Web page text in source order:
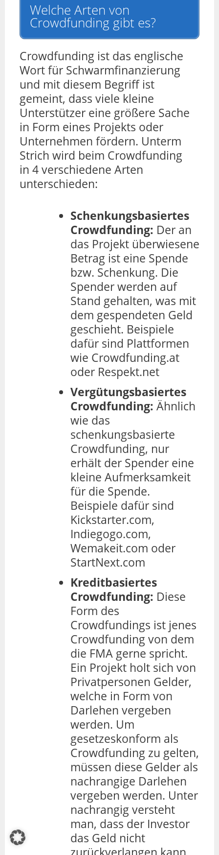
Welche Arten von
Crowdfunding gibt es?
Crowdfunding ist das englische
Wort für Schwarmfinanzierung
und mit diesem Begriff ist
gemeint, dass viele kleine
Unterstützer eine größere Sache
in Form eines Projekts oder
Unternehmen fördern. Unterm
Strich wird beim Crowdfunding
in 4 verschiedene Arten
unterschieden:
Schenkungsbasiertes
Crowdfunding: Der an
das Projekt überwiesene
Betrag ist eine Spende
bzw. Schenkung. Die
Spender werden auf
Stand gehalten, was mit
dem gespendeten Geld
geschieht. Beispiele
dafür sind Plattformen
wie Crowdfunding.at
oder Respekt.net
Vergütungsbasiertes
Crowdfunding: Ähnlich
wie das
schenkungsbasierte
Crowdfunding, nur
erhält der Spender eine
kleine Aufmerksamkeit
für die Spende.
Beispiele dafür sind
Kickstarter.com,
Indiegogo.com,
Wemakeit.com oder
StartNext.com
Kreditbasiertes
Crowdfunding: Diese
Form des
Crowdfundings ist jenes
Crowdfunding von dem
die FMA gerne spricht.
Ein Projekt holt sich von
Privatpersonen Gelder,
welche in Form von
Darlehen vergeben
werden. Um
gesetzeskonform als
Crowdfunding zu gelten,
müssen diese Gelder als
nachrangige Darlehen
vergeben werden. Unter
nachrangig versteht
man, dass der Investor
das Geld nicht